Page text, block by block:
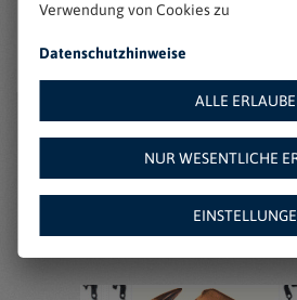
Weitere
Verwendung von Cookies zu
Datenschutzhinweise
ALLE
NUR WESENTLICHE